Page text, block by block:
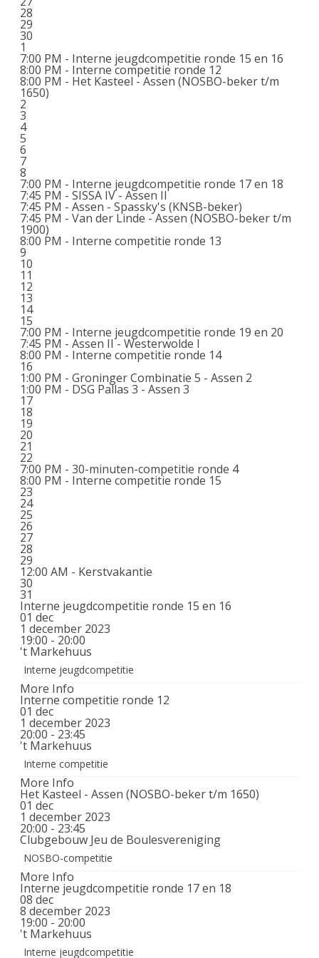
28
29
30
1
7:00 PM - Interne jeugdcompetitie ronde 15 en 16
8:00 PM - Interne competitie ronde 12
8:00 PM - Het Kasteel - Assen (NOSBO-beker t/m
1650)
2
3
4
5
6
7
8
7:00 PM - Interne jeugdcompetitie ronde 17 en 18
7:45 PM - SISSA IV - Assen II
7:45 PM - Assen - Spassky's (KNSB-beker)
7:45 PM - Van der Linde - Assen (NOSBO-beker t/m
1900)
8:00 PM - Interne competitie ronde 13
9
10
11
12
13
14
15
7:00 PM - Interne jeugdcompetitie ronde 19 en 20
7:45 PM - Assen II - Westerwolde I
8:00 PM - Interne competitie ronde 14
16
1:00 PM - Groninger Combinatie 5 - Assen 2
1:00 PM - DSG Pallas 3 - Assen 3
17
18
19
20
21
22
7:00 PM - 30-minuten-competitie ronde 4
8:00 PM - Interne competitie ronde 15
23
24
25
26
27
28
29
12:00 AM - Kerstvakantie
30
31
Interne jeugdcompetitie ronde 15 en 16
01 dec
1 december 2023
19:00 - 20:00
't Markehuus
Interne jeugdcompetitie
More Info
Interne competitie ronde 12
01 dec
1 december 2023
20:00 - 23:45
't Markehuus
Interne competitie
More Info
Het Kasteel - Assen (NOSBO-beker t/m 1650)
01 dec
1 december 2023
20:00 - 23:45
Clubgebouw Jeu de Boulesvereniging
NOSBO-competitie
More Info
Interne jeugdcompetitie ronde 17 en 18
08 dec
8 december 2023
19:00 - 20:00
't Markehuus
Interne jeugdcompetitie